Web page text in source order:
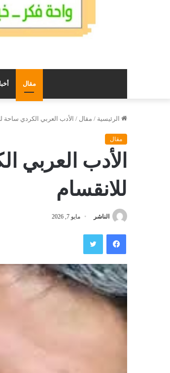
مقال
الرئيسية / مقال / الأدب العربي الكردي ساحة
مقال
الأدب العربي
للانقسام
الناشر مايو 7, 2026
فيسبوك تويتر